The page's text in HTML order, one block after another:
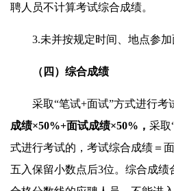
聘人员不计算考试综合成绩。
3.未并按规定时间、地点参加
（四）综合成绩
采取“笔试+面试”方式进行考
成绩×50%+面试成绩×50% ， 采取
式进行考试的，考试综合成绩＝
五入保留小数点后3位。综合成绩